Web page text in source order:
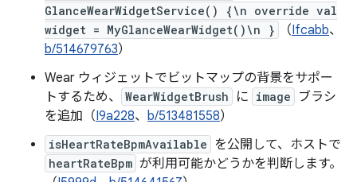
GlanceWearWidgetService() {\n override val
widget = MyGlanceWearWidget()\n }
（Ifcabb、
b/514679763）
Wear ウィジェットでビットマップの背景をサポー
トするため、
WearWidgetBrush に image
ブラシ
を追加（I9a228、 b/513481558）
isHeartRateBpmAvailable を公開して、ホストで
heartRateBpm が利用可能かどうかを判断します。